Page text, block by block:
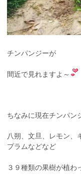
チンパンジーが
間近で見れますよ～
ちなみに現在チンパン
八朔、文旦、レモン、
プラムなどなど
３９種類の果樹が植わ